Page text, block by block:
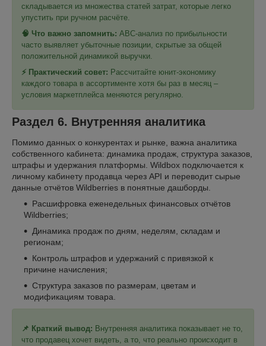
складывается из множества статей затрат, которые легко
упустить при ручном расчёте.
🧠 Что важно запомнить: ABC-анализ по прибыльности
часто выявляет убыточные позиции, скрытые за общей
положительной динамикой выручки.
⚡ Практический совет: Рассчитайте юнит-экономику
каждого товара в ассортименте хотя бы раз в месяц –
условия маркетплейса меняются регулярно.
Раздел 6. Внутренняя аналитика
Помимо данных о конкурентах и рынке, важна аналитика
собственного кабинета: динамика продаж, структура заказов,
штрафы и удержания платформы. Wildbox подключается к
личному кабинету продавца через API и переводит сырые
данные отчётов Wildberries в понятные дашборды.
Расшифровка еженедельных финансовых отчётов
Wildberries;
Динамика продаж по дням, неделям, складам и
регионам;
Контроль штрафов и удержаний с привязкой к
причине начисления;
Структура заказов по размерам, цветам и
модификациям товара.
📌 Краткий вывод: Внутренняя аналитика показывает не то,
что продавец хочет видеть, а то, что реально происходит в